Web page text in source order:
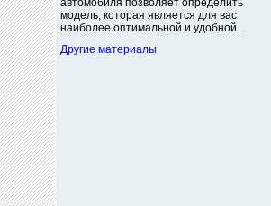
автомобиля позволяет определить
модель, которая является для вас
наиболее оптимальной и удобной.
Другие материалы